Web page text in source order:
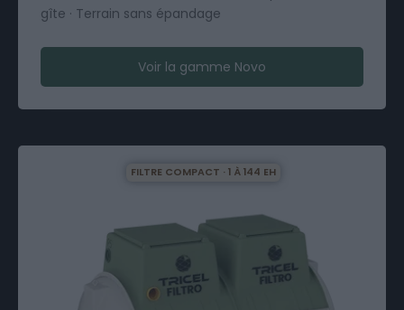
gîte · Terrain sans épandage
Voir la gamme Novo
FILTRE COMPACT · 1 À 144 EH